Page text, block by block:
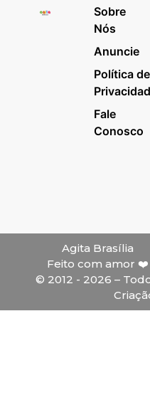
Sobre
Nós
Anuncie
Política de
Fale
Conosco
Agita Brasília
Feito com amor ❤️
© 2012 - 2026 –